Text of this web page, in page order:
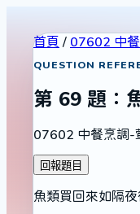
首頁 / 07602 中
QUESTION
第 69 題：
07602 中餐烹調-
回報題目
魚類買回來如隔